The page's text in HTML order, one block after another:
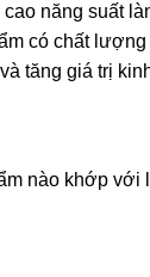
năng suất
có chất
tăng giá trị
nào khớp với